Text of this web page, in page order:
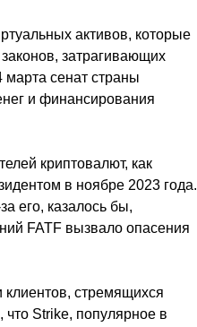
активов, которые
затрагивающих
марта сенат страны
и финансирования
криптовалют, как
в ноябре 2023 года.
его, казалось бы,
FATF вызвало опасения
стремящихся
что Strike, популярное в